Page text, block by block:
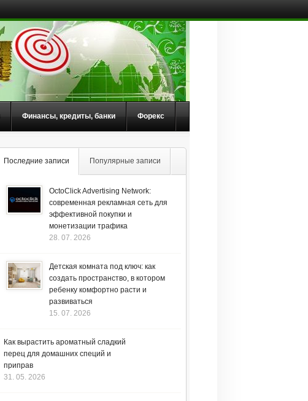
Финансы, кредиты, банки Форекс
Последние записи Популярные записи
OctoClick Advertising Network:
современная рекламная сеть для
эффективной покупки и
монетизации трафика
28. 07. 2026
Детская комната под ключ: как
создать пространство, в котором
ребенку комфортно расти и
развиваться
15. 07. 2026
Как вырастить ароматный сладкий
перец для домашних специй и
приправ
31. 05. 2026